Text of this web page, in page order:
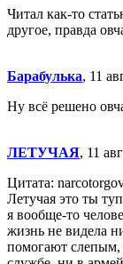
Читал как-то
другое, правда
Барабулька, 11
Ну всё решено
ЛЕТУЧАЯ, 11
Цитата:
Летучая это ты
я вообще-то
жизнь не видела
помогают слепым,